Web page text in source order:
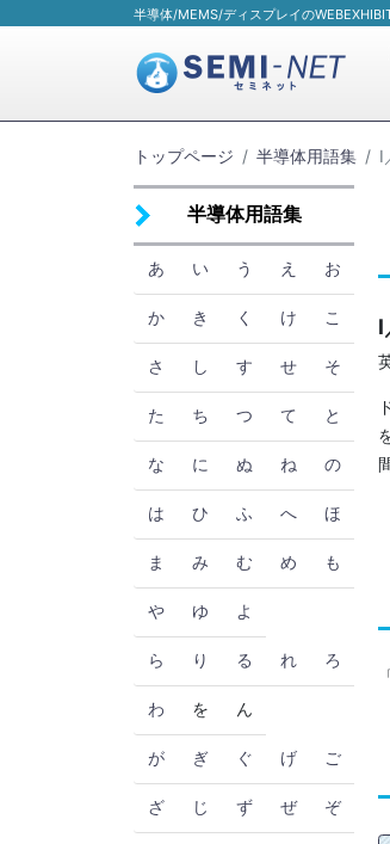
半導体/MEMS/ディスプレイの
トップページ 半導体用語集 I
半導体用語集
あ い う え お
か き く け こ
さ し す せ そ
た ち つ て と
な に ぬ ね の
は ひ ふ へ ほ
ま み む め も
や ゆ よ
ら り る れ ろ
わ を ん
が ぎ ぐ げ ご
ざ じ ず ぜ ぞ
I